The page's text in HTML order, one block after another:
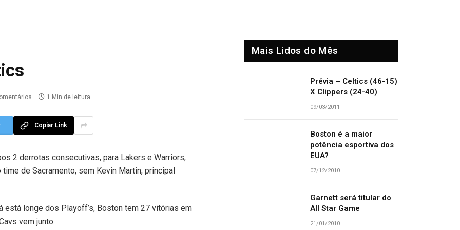
1 Min de leitura
Copiar Link
2 derrotas consecutivas, para Lakers e Warriors,
de Sacramento, sem Kevin Martin, principal
está longe dos Playoff’s, Boston tem 27 vitórias em
vem junto.
Mais Lidos do Mês
Prévia – Celtics (46-15)
X Clippers (24-40)
09/03/2011
Boston é a maior
potência esportiva dos
EUA?
07/12/2010
Garnett será titular do
All Star Game
21/01/2010